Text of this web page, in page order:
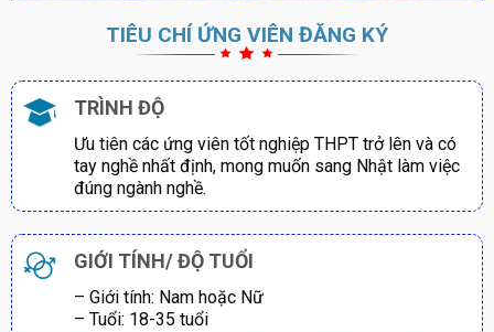
TIÊU CHÍ ỨNG VIÊN ĐĂNG KÝ
TRÌNH ĐỘ
Ưu tiên các ứng viên tốt nghiệp THPT trở lên và có
tay nghề nhất định, mong muốn sang Nhật làm việc
đúng ngành nghề.
GIỚI TÍNH/ ĐỘ TUỔI
– Giới tính: Nam hoặc Nữ
– Tuổi: 18-35 tuổi